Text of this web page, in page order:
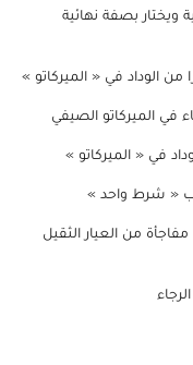
ويختار بصفة نهائية
الوداد في « الميركاتو »
في الميركاتو الصيفي
في « الميركاتو »
« شرط واحد »
من العيار الثقيل